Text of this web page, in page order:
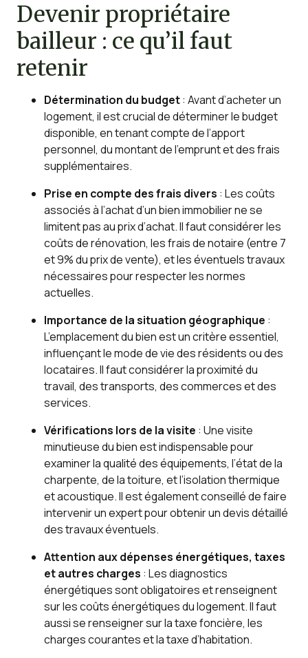
Devenir propriétaire
bailleur : ce qu’il faut
retenir
Détermination du budget: Avant d’acheter un
logement, il est crucial de déterminer le budget
disponible, en tenant compte de l’apport
personnel, du montant de l’emprunt et des frais
supplémentaires.
Prise en compte des frais divers : Les coûts
associés à l’achat d’un bien immobilier ne se
limitent pas au prix d’achat. Il faut considérer les
coûts de rénovation, les frais de notaire (entre 7
et 9% du prix de vente), et les éventuels travaux
nécessaires pour respecter les normes
actuelles.
Importance de la situation géographique :
L’emplacement du bien est un critère essentiel,
influençant le mode de vie des résidents ou des
locataires. Il faut considérer la proximité du
travail, des transports, des commerces et des
services.
Vérifications lors de la visite : Une visite
minutieuse du bien est indispensable pour
examiner la qualité des équipements, l’état de la
charpente, de la toiture, et l’isolation thermique
et acoustique. Il est également conseillé de faire
intervenir un expert pour obtenir un devis détaillé
des travaux éventuels.
Attention aux dépenses énergétiques, taxes
et autres charges : Les diagnostics
énergétiques sont obligatoires et renseignent
sur les coûts énergétiques du logement. Il faut
aussi se renseigner sur la taxe foncière, les
charges courantes et la taxe d’habitation.